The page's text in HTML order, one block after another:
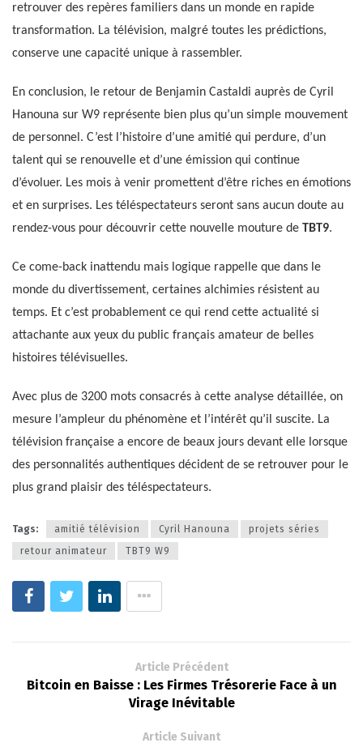
retrouver des repères familiers dans un monde en rapide
transformation. La télévision, malgré toutes les prédictions,
conserve une capacité unique à rassembler.
En conclusion, le retour de Benjamin Castaldi auprès de Cyril
Hanouna sur W9 représente bien plus qu’un simple mouvement
de personnel. C’est l’histoire d’une amitié qui perdure, d’un
talent qui se renouvelle et d’une émission qui continue
d’évoluer. Les mois à venir promettent d’être riches en émotions
et en surprises. Les téléspectateurs seront sans aucun doute au
rendez-vous pour découvrir cette nouvelle mouture de TBT9.
Ce come-back inattendu mais logique rappelle que dans le
monde du divertissement, certaines alchimies résistent au
temps. Et c’est probablement ce qui rend cette actualité si
attachante aux yeux du public français amateur de belles
histoires télévisuelles.
Avec plus de 3200 mots consacrés à cette analyse détaillée, on
mesure l’ampleur du phénomène et l’intérêt qu’il suscite. La
télévision française a encore de beaux jours devant elle lorsque
des personnalités authentiques décident de se retrouver pour le
plus grand plaisir des téléspectateurs.
Tags: amitié télévision Cyril Hanouna
projets séries
retour animateur
TBT9 W9
Article Précédent
Bitcoin en Baisse : Les Firmes Trésorerie Face à un
Virage Inévitable
Article Suivant